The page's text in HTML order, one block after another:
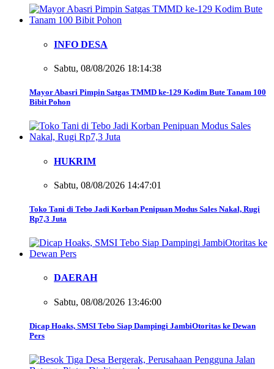
INFO DESA
Sabtu, 08/08/2026 18:14:38
Mayor Abasri Pimpin Satgas TMMD ke-129 Kodim Bute Tanam 100
Bibit Pohon
HUKRIM
Sabtu, 08/08/2026 14:47:01
Toko Tani di Tebo Jadi Korban Penipuan Modus Sales Nakal, Rugi
Rp7,3 Juta
DAERAH
Sabtu, 08/08/2026 13:46:00
Dicap Hoaks, SMSI Tebo Siap Dampingi JambiOtoritas ke Dewan
Pers